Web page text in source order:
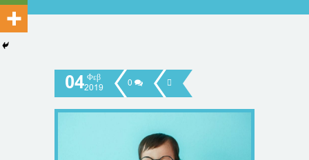
04 Φεβ
2019
0